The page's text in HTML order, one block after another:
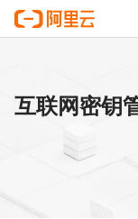
互联网密钥